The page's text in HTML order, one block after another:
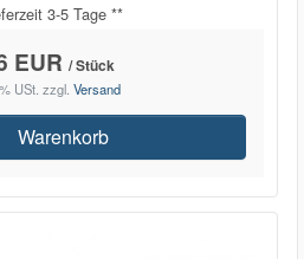
3-5 Tage **
EUR / Stück
USt. zzgl. Versand
Warenkorb